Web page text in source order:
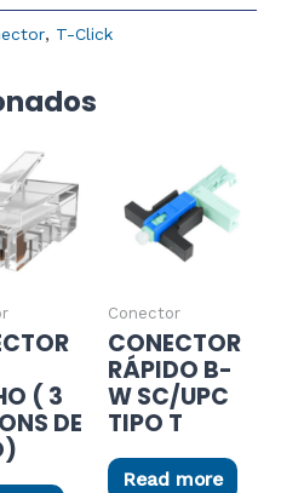
, T-Click
( 3
DE
Conector
CONECTOR
RÁPIDO B-
W SC/UPC
TIPO T
Read more